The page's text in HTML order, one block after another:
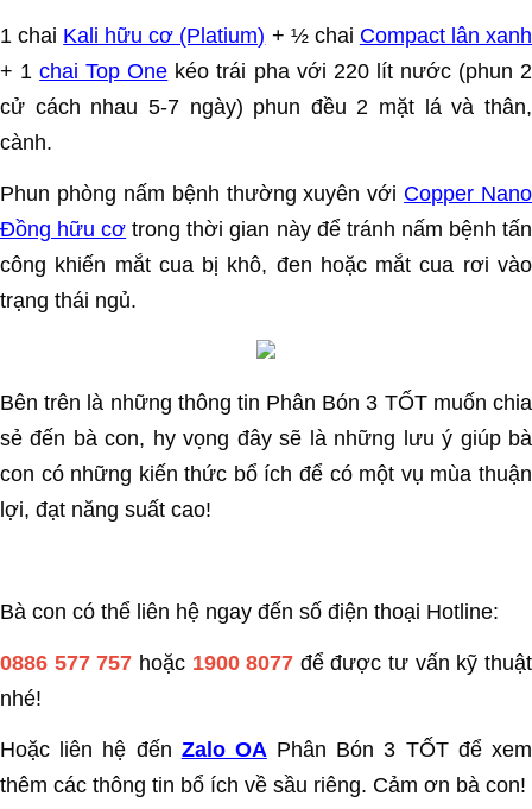
1 chai Kali hữu cơ (Platium) + ½ chai Compact lân xanh
+ 1chai Top One kéo trái pha với 220 lít nước (phun 2
cử cách nhau 5-7 ngày) phun đều 2 mặt lá và thân,
cành.
Phun phòng nấm bệnh thường xuyên với Copper Nano
Đồng hữu cơ trong thời gian này để tránh nấm bệnh tấn
công khiến mắt cua bị khô, đen hoặc mắt cua rơi vào
trạng thái ngủ.
Bên trên là những thông tin Phân Bón 3 TỐT muốn chia
sẻ đến bà con, hy vọng đây sẽ là những lưu ý giúp bà
con có những kiến thức bổ ích để có một vụ mùa thuận
lợi, đạt năng suất cao!
Bà con có thể liên hệ ngay đến số điện thoại Hotline:
0886 577 757 hoặc 1900 8077 để được tư vấn kỹ thuật
nhé!
Hoặc liên hệ đến Zalo OA Phân Bón 3 TỐT để xem
thêm các thông tin bổ ích về sầu riêng. Cảm ơn bà con!